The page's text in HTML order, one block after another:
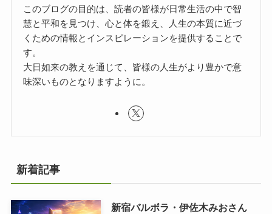
このブログの目的は、読者の皆様が日常生活の中で智
慧と平和を見つけ、心と体を鍛え、人生の本質に近づ
くための情報とインスピレーションを提供することで
す。
大日如来の教えを通じて、皆様の人生がより豊かで意
味深いものとなりますように。
新着記事
新宿バルボラ・伊佐木みおさん